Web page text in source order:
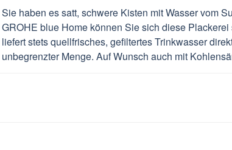
Sie haben es satt, schwere Kisten mit Wasser vom
GROHE blue Home können Sie sich diese
liefert stets quellfrisches, gefiltertes Trinkwasser
unbegrenzter Menge. Auf Wunsch auch mit